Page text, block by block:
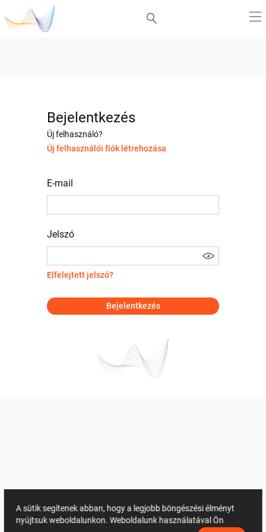
Bejelentkezés
Új felhasználó?
Új felhasználói fiók létrehozása
E-mail
Jelszó
Elfelejtett jelszó?
Bejelentkezés
A sütik segítenek abban, hogy a legjobb böngészési élményt
nyújtsuk weboldalunkon. Weboldalunk használatával Ön